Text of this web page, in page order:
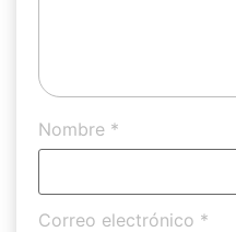
Nombre *
Correo electrónico *